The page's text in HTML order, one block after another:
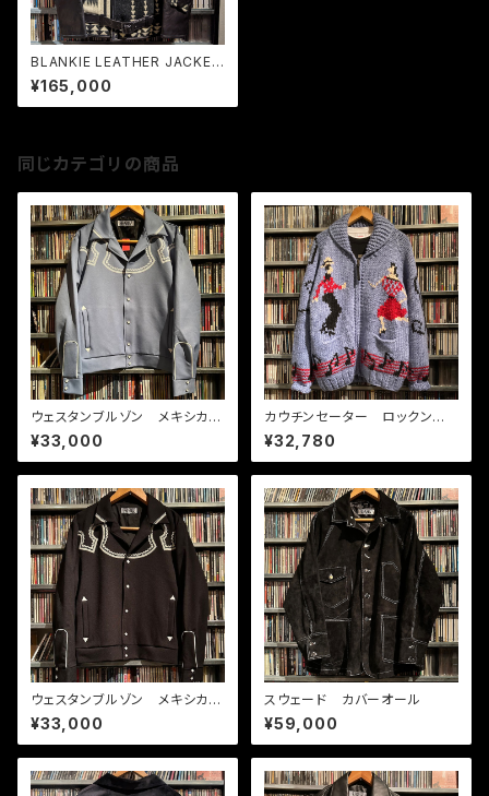
BLANKIE LEATHER JACKET
GARA x blackmeans
¥165,000
同じカテゴリの商品
ウェスタンブルゾン メキシカ
ン ブルーグレー
¥33,000
カウチンセーター ロックンロ
ール ダンス
¥32,780
ウェスタンブルゾン メキシカ
ン BK
¥33,000
スウェード カバーオール
¥59,000